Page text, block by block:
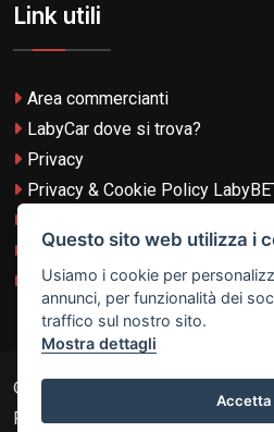
Link utili
Area commercianti
LabyCar dove si trova?
Privacy
Privacy & Cookie Policy
Termini e Condizioni LabyBET
Login con TikTok
© 2026
Rights Reserved.
Questo sito web utilizza i
Usiamo i cookie per
annunci, per funzionalità dei
traffico sul nostro sito.
Mostra dettagli
Accetta